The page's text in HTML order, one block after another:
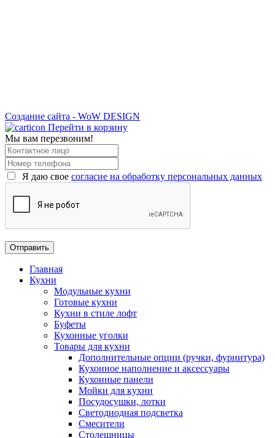
Создание сайта - WoW DESIGN
Перейти в корзину
Мы вам перезвоним!
Я даю свое согласие на обработку персональных данных
Главная
Кухни
Модульные кухни
Готовые кухни
Кухни в стиле лофт
Буфеты
Кухонные уголки
Товары для кухни
Дополнительные опции (ручки, фурнитура)
Кухонное наполнение и аксессуары
Кухонные панели
Мойки для кухни
Посудосушки, лотки
Светодиодная подсветка
Смесители
Столешницы